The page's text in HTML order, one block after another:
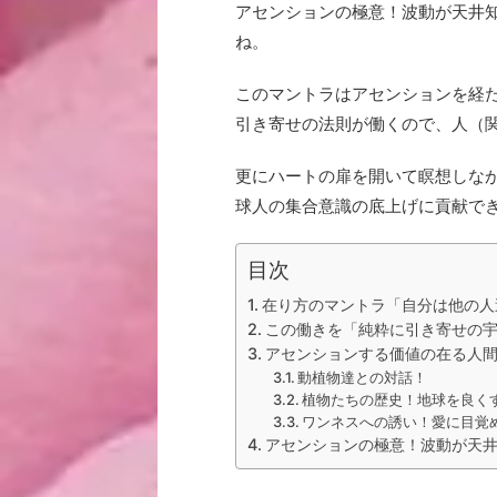
アセンションの極意！波動が天井
ね。
このマントラはアセンションを経
引き寄せの法則が働くので、人（
更にハートの扉を開いて瞑想しな
球人の集合意識の底上げに貢献で
目次
在り方のマントラ「自分は他の
この働きを「純粋に引き寄せの
アセンションする価値の在る人
動植物達との対話！
植物たちの歴史！地球を良く
ワンネスへの誘い！愛に目
アセンションの極意！波動が天